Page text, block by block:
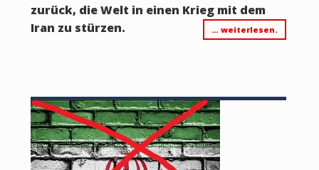
zurück, die Welt in einen Krieg mit dem
Iran zu stürzen.
… weiterlesen.